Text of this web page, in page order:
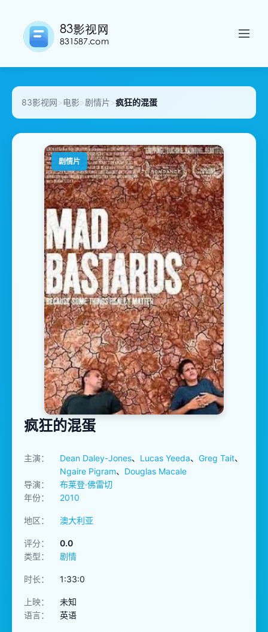
83影视网>电影>剧情片>疯狂的混蛋
剧情片
疯狂的混蛋
主演： Dean Daley-Jones、 Lucas Yeeda、 Greg Tait、
Ngaire Pigram、 Douglas Macale
导演：
布莱登·佛雷切
年份：
2010
地区： 澳大利亚
评分：
0.0
类型：
剧情
时长： 1:33:0
上映：
未知
语言：
英语